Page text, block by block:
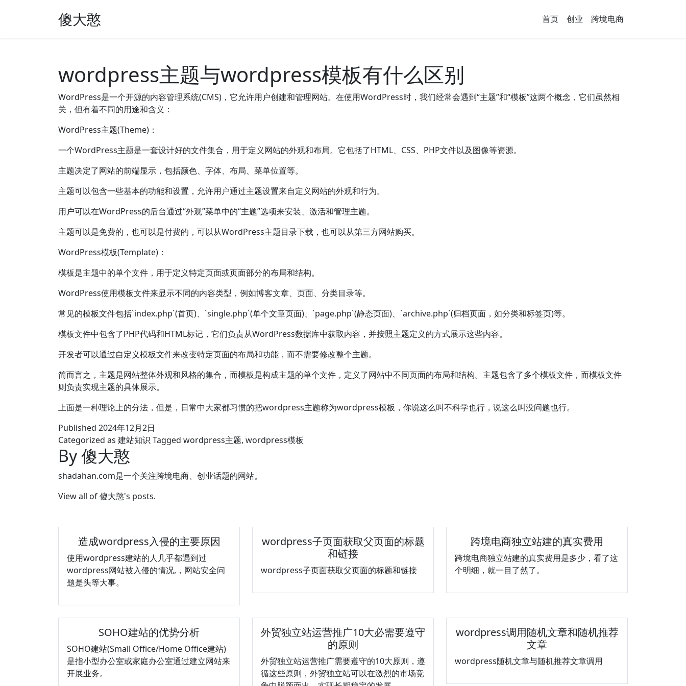
傻大憨 首页 创业 跨境电商
wordpress主题与wordpress模板有什么区别
WordPress是一个开源的内容管理系统(CMS)，它允许用户创建和管理网站。在使用WordPress时，我们经常会遇到“主题”和“模板”这两个概念，它们虽然相
关，但有着不同的用途和含义：
WordPress主题(Theme)：
一个WordPress主题是一套设计好的文件集合，用于定义网站的外观和布局。它包括了HTML、CSS、PHP文件以及图像等资源。
主题决定了网站的前端显示，包括颜色、字体、布局、菜单位置等。
主题可以包含一些基本的功能和设置，允许用户通过主题设置来自定义网站的外观和行为。
用户可以在WordPress的后台通过“外观”菜单中的“主题”选项来安装、激活和管理主题。
主题可以是免费的，也可以是付费的，可以从WordPress主题目录下载，也可以从第三方网站购买。
WordPress模板(Template)：
模板是主题中的单个文件，用于定义特定页面或页面部分的布局和结构。
WordPress使用模板文件来显示不同的内容类型，例如博客文章、页面、分类目录等。
常见的模板文件包括`index.php`(首页)、`single.php`(单个文章页面)、`page.php`(静态页面)、`archive.php`(归档页面，如分类和标签页)等。
模板文件中包含了PHP代码和HTML标记，它们负责从WordPress数据库中获取内容，并按照主题定义的方式展示这些内容。
开发者可以通过自定义模板文件来改变特定页面的布局和功能，而不需要修改整个主题。
简而言之，主题是网站整体外观和风格的集合，而模板是构成主题的单个文件，定义了网站中不同页面的布局和结构。主题包含了多个模板文件，而模板文件
则负责实现主题的具体展示。
上面是一种理论上的分法，但是，日常中大家都习惯的把wordpress主题称为wordpress模板，你说这么叫不科学也行，说这么叫没问题也行。
Published 2024年12月2日
Categorized as 建站知识 Tagged wordpress主题, wordpress模板
By 傻大憨
shadahan.com是一个关注跨境电商、创业话题的网站。
View all of 傻大憨's posts.
造成wordpress入侵的主要原因
使用wordpress建站的人几乎都遇到过
wordpress网站被入侵的情况,，网站安全问
题是头等大事。
wordpress子页面获取父页面的标题
和链接
wordpress子页面获取父页面的标题和链接
跨境电商独立站建的真实费用
跨境电商独立站建的真实费用是多少，看了这
个明细，就一目了然了。
SOHO建站的优势分析
SOHO建站(Small Office/Home Office建站)
是指小型办公室或家庭办公室通过建立网站来
开展业务。
外贸独立站运营推广10大必需要遵守
的原则
外贸独立站运营推广需要遵守的10大原则，遵
循这些原则，外贸独立站可以在激烈的市场竞
wordpress调用随机文章和随机推荐
文章
wordpress随机文章与随机推荐文章调用